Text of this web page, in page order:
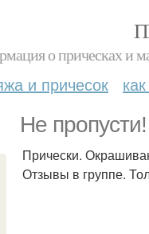
о прическах и
и причесок
Не
Прически.
Отзывы в группе.